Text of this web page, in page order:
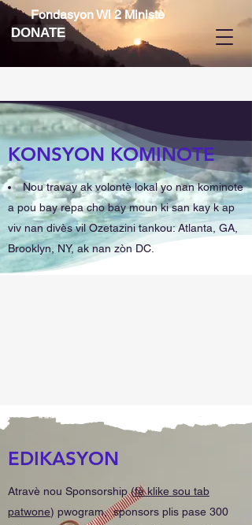
Fondasyon Wi 2 Ministè
DONATE
KONSYON KOMINOTE
Nou travay ak volontè lokal yo nan kominote
a pou bay repa cho bay moun ki san kay k ap
viv nan divès vil Ozetazini tankou: Atlanta, GA,
Brooklyn, NY, ak nan zòn DC.
EDIKASYON
Atravè nou Sponsorship (fè klike sou tab
patwone) pwogram, sponsors plis pase 300